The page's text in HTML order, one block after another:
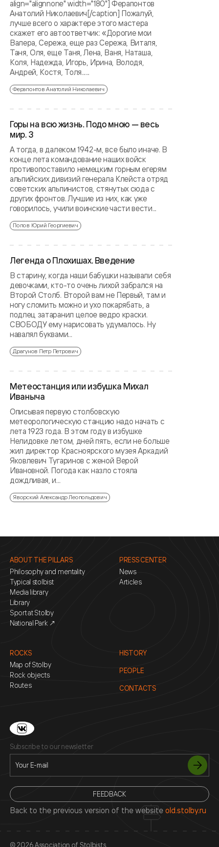
align="alignnone" width="180"] Ферапонтов
Анатолий Николаевич[/caption] Пожалуй,
лучше всего о характере этого мастера
скажет его автоответчик: «Дорогие мои
Валера, Сережа, еще раз Сережа, Виталя,
Таня, Оля, еще Таня, Лена, Ваня, Наташа,
Коля, Надежда, Игорь, Ирина, Володя,
Андрей, Костя, Толя......
Ферапонтов Анатолий Николаевич
Горы на всю жизнь. Подо мною — весь
мир. 3
А тогда, в далеком 1942-м, все было иначе. В
конце лета командование наших войск
противопоставило немецким горным егерям
альпийских дивизий генерала Клейста отряд
советских альпинистов, стянутых сюда с
других фронтов. Лучшие из них, как уже
говорилось, учили воинские части вести...
Попов Юрий Георгиевич
Легенда о Плохишах. Введение
В старину, когда наши бабушки называли себя
девочками, кто-то очень лихой забрался на
Второй Столб. Второй вам не Первый, там и
ногу сломить можно и ухо покарябать, а
подлец затаранил целое ведро краски.
СВОБОДУ ему нарисовать удумалось. Ну
навалял буквами...
Драгунов Петр Петрович
Метеостанция или избушка Михал
Иваныча
Описывая первую столбовскую
метеорологическую станцию надо начать с
лета 1923 года. В этом году в избушке
Нелидовке летом, дней пять, если не больше
жил директор Красноярского музея Аркадий
Яковлевич Тугаринов с женой Верой
Ивановной. Погода как назло стояла
дождливая, и...
Яворский Александр Леопольдович
ABOUT THE PILLARS
Philosophy and mentality
Typical stolbist
Media library
Library
Sport at Stolby
National Park ↗
PRESS CENTER
News
Articles
ROCKS
Map of Stolby
Rock objects
Routes
HISTORY
PEOPLE
CONTACTS
Subscribe to our newsletter
FEEDBACK
Back to the previous version of the website old.stolby.ru
© 2026 Association of Stolbists